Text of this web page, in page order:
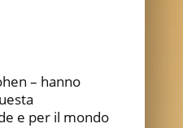
– hanno
e per il mondo